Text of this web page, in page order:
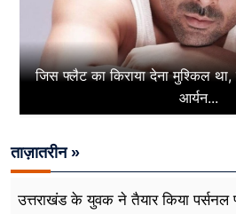
जिस फ्लैट का किराया देना मुश्किल था,
आर्यन...
ताज़ातरीन »
उत्तराखंड के युवक ने तैयार किया